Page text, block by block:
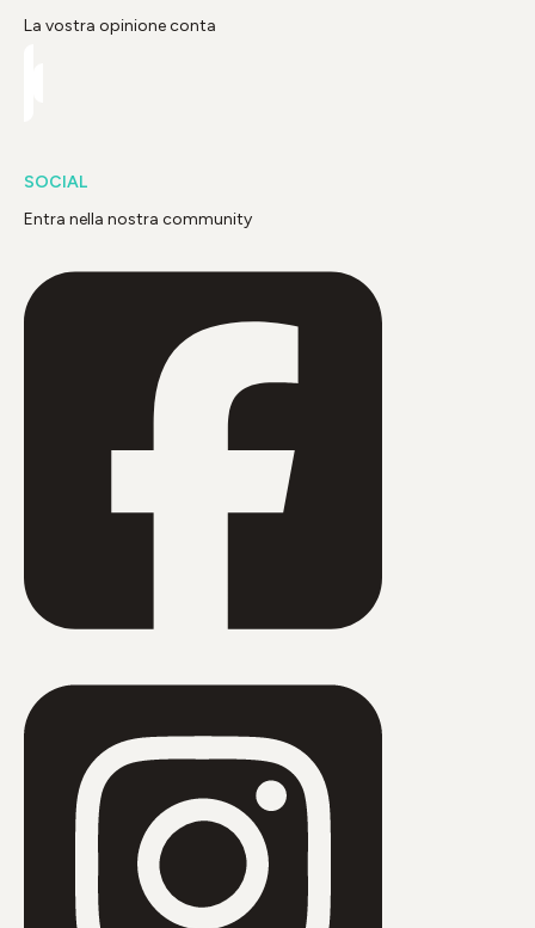
La vostra opinione conta
SOCIAL
Entra nella nostra community